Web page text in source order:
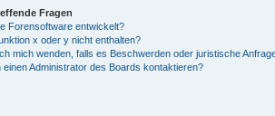
Fragen
Forensoftware entwickelt?
x oder y nicht enthalten?
mich wenden, falls es Beschwerden oder juristische
einen Administrator des Boards kontaktieren?